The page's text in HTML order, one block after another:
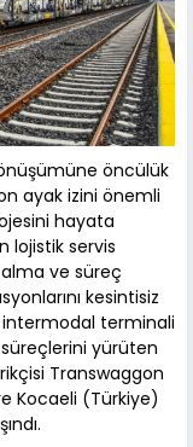
öncülük
ayak izini önemli
hayata
lojistik servis
alma ve süreç
kesintisiz
intermodal terminali
yürüten
Transwaggon
Kocaeli (Türkiye)